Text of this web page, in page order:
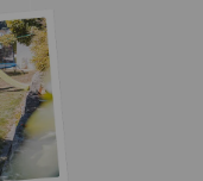
unten rechts
unten links,
unten rechts
1/2 Zoll